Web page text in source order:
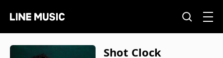
Shot Clock